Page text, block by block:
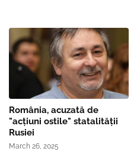
România, acuzată de
"acțiuni ostile" statalității
Rusiei
March 26, 2025